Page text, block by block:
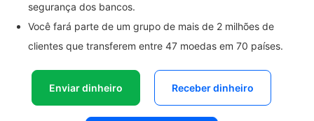
segurança dos bancos.
Você fará parte de um grupo de mais de 2 milhões de
clientes que transferem entre 47 moedas em 70 países.
Enviar dinheiro Receber dinheiro